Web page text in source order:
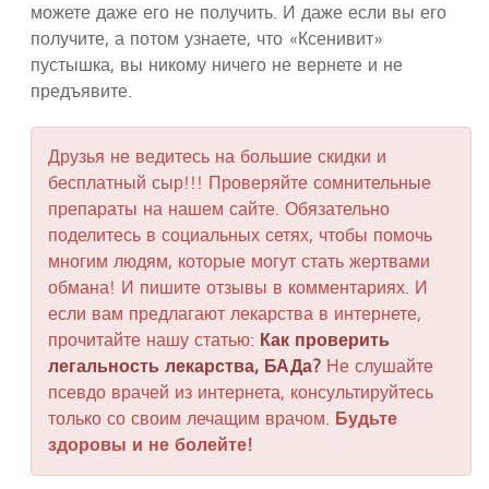
можете даже его не получить. И даже если вы его
получите, а потом узнаете, что «Ксенивит»
пустышка, вы никому ничего не вернете и не
предъявите.
Друзья не ведитесь на большие скидки и
бесплатный сыр!!! Проверяйте сомнительные
препараты на нашем сайте. Обязательно
поделитесь в социальных сетях, чтобы помочь
многим людям, которые могут стать жертвами
обмана! И пишите отзывы в комментариях. И
если вам предлагают лекарства в интернете,
прочитайте нашу статью: Как проверить
легальность лекарства, БАДа? Не слушайте
псевдо врачей из интернета, консультируйтесь
только со своим лечащим врачом. Будьте
здоровы и не болейте!